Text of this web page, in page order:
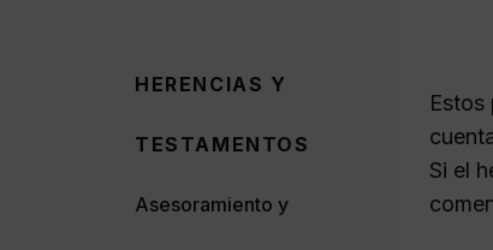
Estos
Si el
HERENCIAS Y
TESTAMENTOS
Asesoramiento y